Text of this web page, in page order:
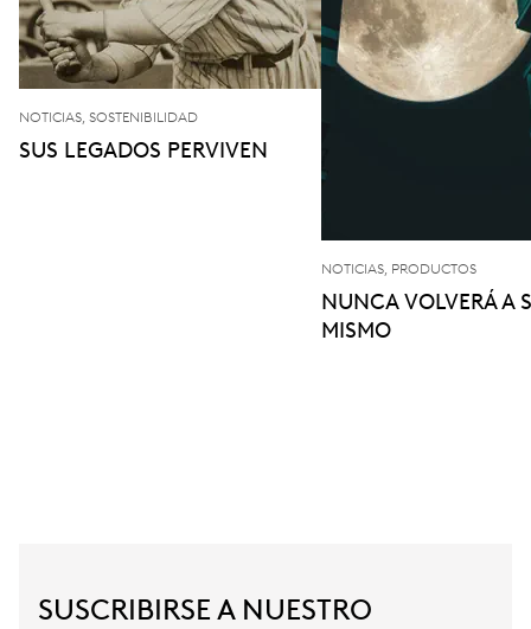
NOTICIAS, SOSTENIBILIDAD
SUS LEGADOS PERVIVEN
NOTICIAS, PRODUCTOS
NUNCA VOLVERÁ A
MISMO
SUSCRIBIRSE A NUESTRO